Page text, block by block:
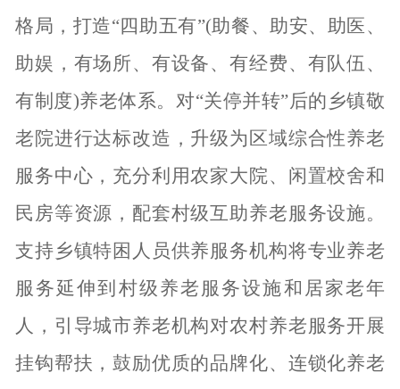
格局，打造“四助五有”(助餐、助安、助医、
助娱，有场所、有设备、有经费、有队伍、
有制度)养老体系。对“关停并转”后的乡镇敬
老院进行达标改造，升级为区域综合性养老
服务中心，充分利用农家大院、闲置校舍和
民房等资源，配套村级互助养老服务设施。
支持乡镇特困人员供养服务机构将专业养老
服务延伸到村级养老服务设施和居家老年
人，引导城市养老机构对农村养老服务开展
挂钩帮扶，鼓励优质的品牌化、连锁化养老